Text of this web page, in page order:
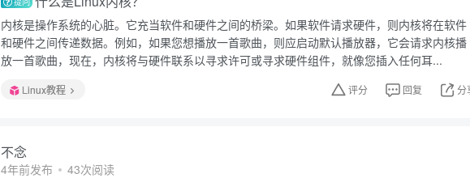
内核是操作系统的心脏。它充当软件和硬件之间的桥梁。如果软件请求硬件，则内核将在软件
和硬件之间传递数据。例如，如果您想播放一首歌曲，则应启动默认播放器，它会请求内核播
放一首歌曲，现在，内核将与硬件联系以寻求许可或寻求硬件组件，就像您插入任何耳...
Linux教程 评分 回复 分
不念
4年前发布 43次阅读